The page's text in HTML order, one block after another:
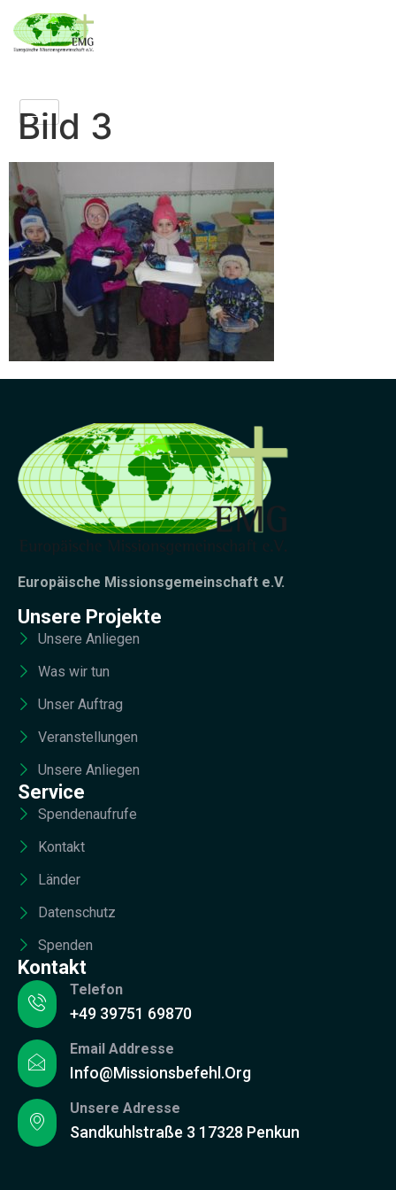
Bild 3
Europäische Missionsgemeinschaft e.V.
Unsere Projekte
Unsere Anliegen
Was wir tun
Unser Auftrag
Veranstellungen
Unsere Anliegen
Service
Spendenaufrufe
Kontakt
Länder
Datenschutz
Spenden
Kontakt
Telefon
+49 39751 69870
Email Addresse
Info@missionsbefehl.org
Unsere Adresse
Sandkuhlstraße 3 17328 Penkun